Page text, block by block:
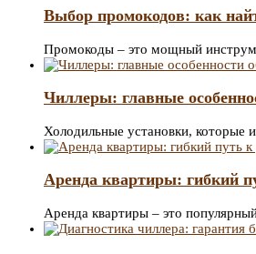
Выбор промокодов: как
Промокоды – это мощный
Чиллеры: главные
Холодильные установки, которые
Аренда квартиры: гибкий
Аренда квартиры – это